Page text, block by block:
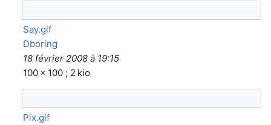
Say.gif
Dboring
18 février 2008 à 19:15
100 × 100 ; 2 kio
Pix.gif